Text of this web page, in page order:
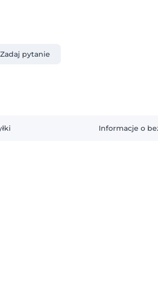
Zadaj pytanie
Informacje o